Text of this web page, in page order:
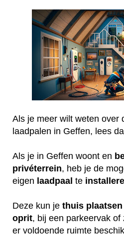
Als je meer wilt weten over
laadpalen in Geffen, lees
Als je in Geffen woont en
privéterrein, heb je de
eigen laadpaal te
Deze kun je thuis plaatsen
oprit, bij een parkeervak of
er voldoende ruimte